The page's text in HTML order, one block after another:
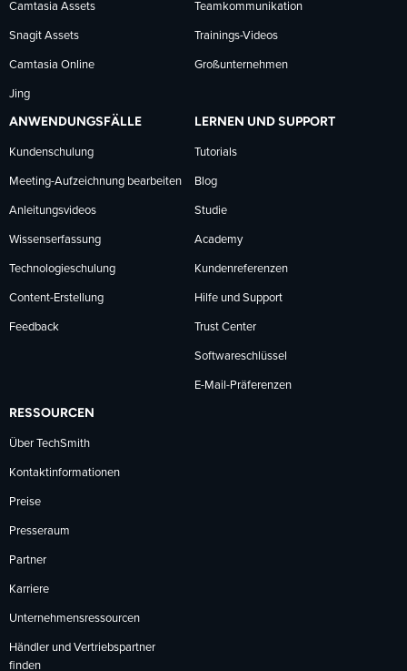
Camtasia Assets
Snagit Assets
Camtasia Online
Jing
Teamkommunikation
Trainings-Videos
Großunternehmen
ANWENDUNGSFÄLLE
Kundenschulung
Meeting-Aufzeichnung bearbeiten
Anleitungsvideos
Wissenserfassung
Technologieschulung
Content-Erstellung
Feedback
LERNEN UND SUPPORT
Tutorials
Blog
Studie
Academy
Kundenreferenzen
Hilfe und Support
Trust Center
Softwareschlüssel
E-Mail-Präferenzen
RESSOURCEN
Über TechSmith
Kontaktinformationen
Preise
Presseraum
Partner
Karriere
Unternehmensressourcen
Händler und Vertriebspartner
finden